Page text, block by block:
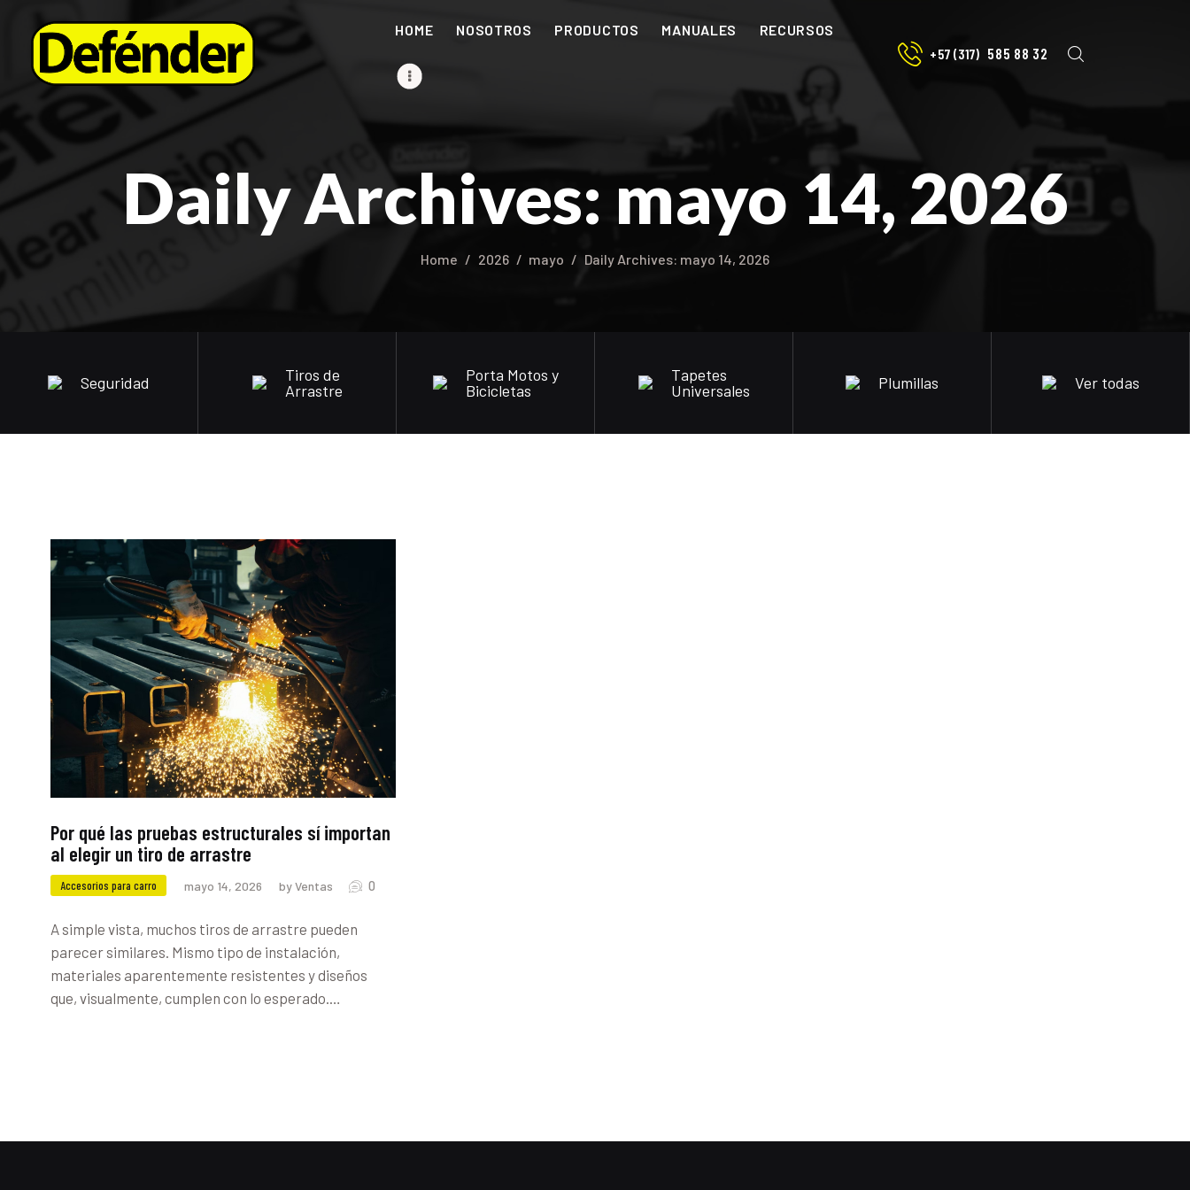
HOME NOSOTROS PRODUCTOS MANUALES
RECURSOS
+57 (317) 585 88 32
Daily Archives: mayo 14, 2026
Home 2026 mayo Daily Archives: mayo 14, 2026
Seguridad
Tiros de
Arrastre
Porta Motos y
Bicicletas
Tapetes
Universales
Plumillas Ver todas
HOME
NOSOTROS
PRODUCTOS
MANUALES
RECURSOS
BLOG
Por qué las pruebas estructurales sí importan
al elegir un tiro de arrastre
Accesorios para carro mayo 14, 2026 by Ventas 0
A simple vista, muchos tiros de arrastre pueden
parecer similares. Mismo tipo de instalación,
materiales aparentemente resistentes y diseños
que, visualmente, cumplen con lo esperado.…